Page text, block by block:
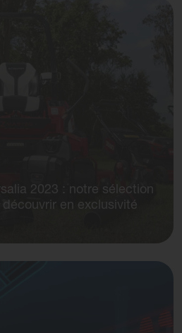
2023 : notre sélection
en exclusivité